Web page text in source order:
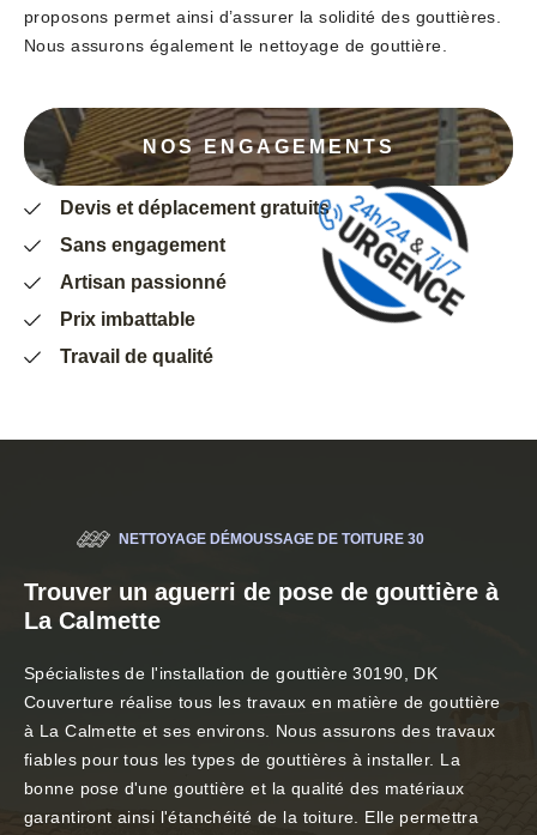
proposons permet ainsi d’assurer la solidité des gouttières.
Nous assurons également le nettoyage de gouttière.
NOS ENGAGEMENTS
Devis et déplacement gratuits
Sans engagement
Artisan passionné
Prix imbattable
Travail de qualité
NETTOYAGE DÉMOUSSAGE DE TOITURE 30
Trouver un aguerri de pose de gouttière à
La Calmette
Spécialistes de l'installation de gouttière 30190, DK
Couverture réalise tous les travaux en matière de gouttière
à La Calmette et ses environs. Nous assurons des travaux
fiables pour tous les types de gouttières à installer. La
bonne pose d'une gouttière et la qualité des matériaux
garantiront ainsi l'étanchéité de la toiture. Elle permettra